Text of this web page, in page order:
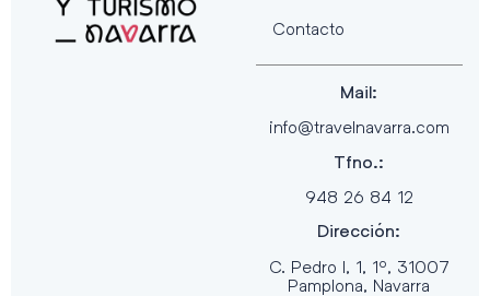
Contacto
Mail:
info@travelnavarra.com
Tfno.:
948 26 84 12
Dirección:
C. Pedro I, 1, 1º, 31007
Pamplona, Navarra